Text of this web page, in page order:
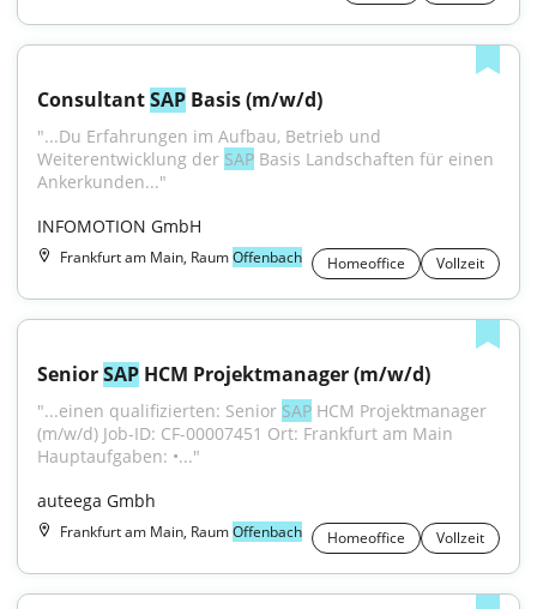
Consultant SAP Basis (m/w/d)
"...Du Erfahrungen im Aufbau, Betrieb und
Weiterentwicklung der SAP Basis Landschaften für einen
Ankerkunden..."
INFOMOTION GmbH
Frankfurt am Main, RaumOffenbach Homeoffice Vollzeit
Senior SAP HCM Projektmanager (m/w/d)
"...einen qualifizierten: Senior SAP HCM Projektmanager
(m/w/d) Job-ID: CF-00007451 Ort: Frankfurt am Main
Hauptaufgaben: •..."
auteega Gmbh
Frankfurt am Main, RaumOffenbach Homeoffice Vollzeit